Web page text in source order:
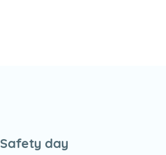
Safety day